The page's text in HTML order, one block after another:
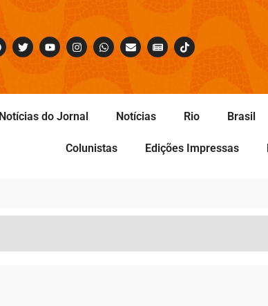
Notícias do Jornal Notícias Rio Brasil
Colunistas Edições Impressas